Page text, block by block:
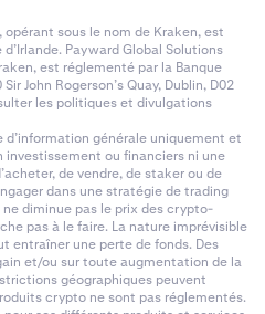
sous le nom de Kraken, est
Payward Global Solutions
est réglementé par la Banque
John Rogerson’s Quay, Dublin, D02
les politiques et divulgations
générale uniquement et
ou financiers ni une
de vendre, de staker ou de
dans une stratégie de trading
diminue pas le prix des crypto-
pas à le faire. La nature imprévisible
entraîner une perte de fonds. Des
et/ou sur toute augmentation de la
géographiques peuvent
crypto ne sont pas réglementés.